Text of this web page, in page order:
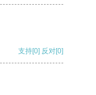
支持[0] 反对[0]